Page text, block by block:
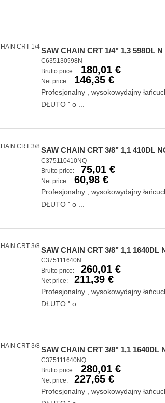
SAW CHAIN CRT 1/4" 1,3 598DL N
C635130598N
Brutto price:
180,01 €
Net price: 146,35 €
Profesjonalny , wysokowydajny
DŁUTO " o ...
SAW CHAIN CRT 3/8" 1,1 410DL
C375110410NQ
Brutto price:
75,01 €
Net price: 60,98 €
Profesjonalny , wysokowydajny
DŁUTO " o ...
SAW CHAIN CRT 3/8" 1,1 1640DL
C375111640N
Brutto price:
260,01 €
Net price: 211,39 €
Profesjonalny , wysokowydajny
DŁUTO " o ...
SAW CHAIN CRT 3/8" 1,1 1640DL
C375111640NQ
Brutto price:
280,01 €
Net price: 227,65 €
Profesjonalny , wysokowydajny